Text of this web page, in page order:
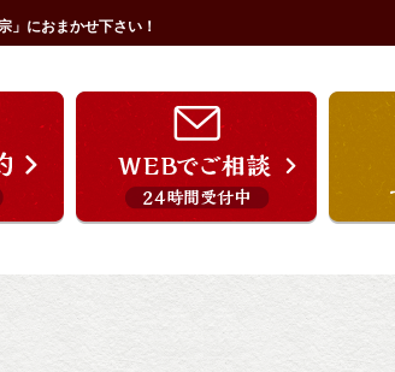
」におまかせ下さい！うを宗のこだわり
ご用途から選ぶ